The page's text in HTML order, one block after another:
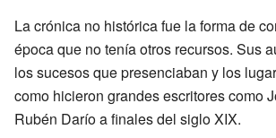
La crónica no histórica fue la forma de
época que no tenía otros recursos. Sus
los sucesos que presenciaban y los
como hicieron grandes escritores como
Rubén Darío a finales del siglo XIX.